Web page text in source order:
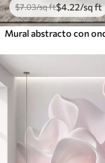
$7.03/sq ft$4 .22/sq ft